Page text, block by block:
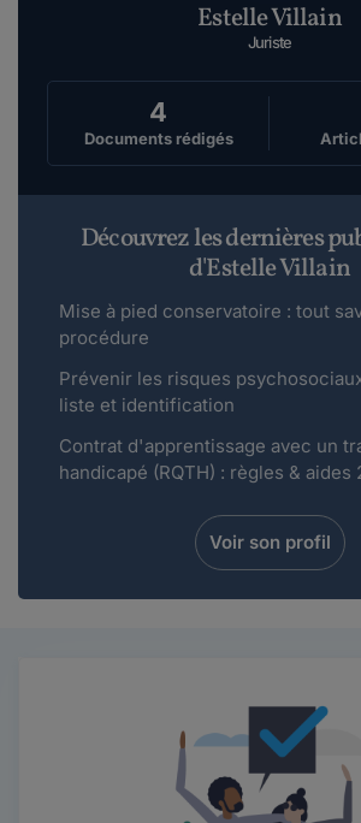
Estelle Villain
Juriste
4
Documents rédigés
Découvrez les dernières
d'Estelle Villain
Mise à pied conservatoire : tout
procédure
Prévenir les risques
liste et identification
Contrat d'apprentissage avec un
handicapé (RQTH) : règles & aides
Voir son profil